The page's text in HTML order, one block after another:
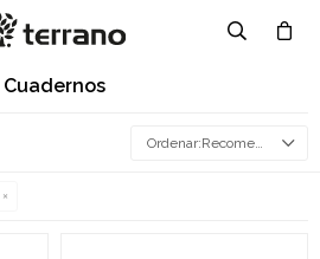
Cuadernos
Recomendados